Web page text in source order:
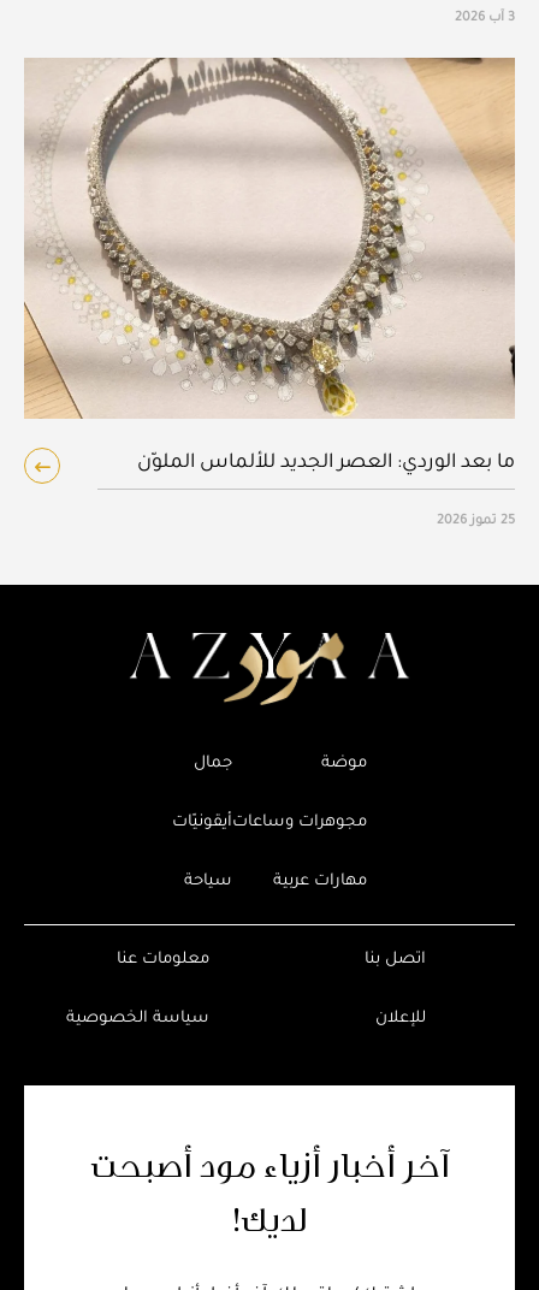
3 آب 2026
ما بعد الوردي: العصر الجديد للألماس الملوّن
25 تموز 2026
موضة
مجوهرات وساعات
مهارات عربية
جمال
أيقونيّات
سياحة
اتصل بنا
للإعلان
معلومات عنا
سياسة الخصوصية
آخر أخبار أزياء مود أصبحت
لديك!